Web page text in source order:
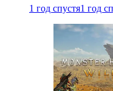
1 год спустя1 год